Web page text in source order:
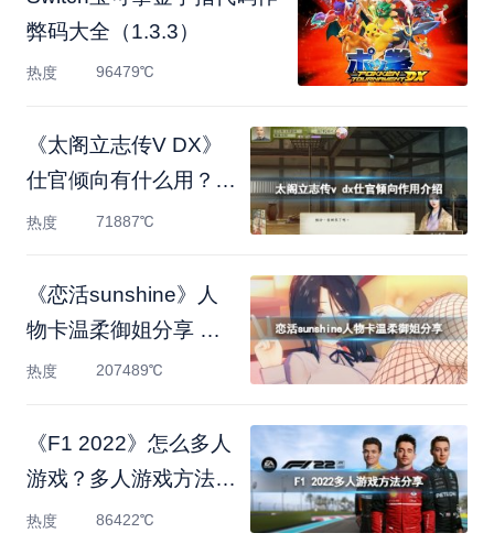
弊码大全（1.3.3）
热度 96479℃
《太阁立志传V DX》
仕官倾向有什么用？仕
官倾向
热度 71887℃
《恋活sunshine》人
物卡温柔御姐分享 温
柔御姐怎
热度 207489℃
《F1 2022》怎么多人
游戏？多人游戏方法分
享
热度 86422℃